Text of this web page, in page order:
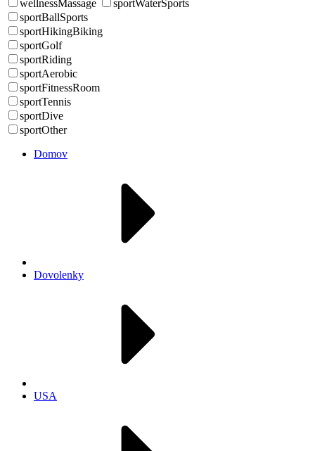
wellnessMassage
sportWaterSports
sportBallSports
sportHikingBiking
sportGolf
sportRiding
sportAerobic
sportFitnessRoom
sportTennis
sportDive
sportOther
Domov
Dovolenky
USA